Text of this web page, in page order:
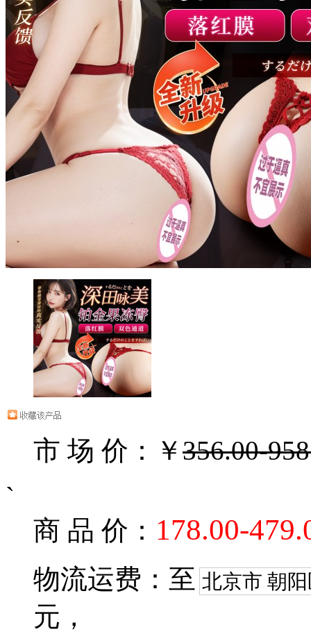
市 场 价：￥356.00-
`
商 品 价： 178.00-
物流运费：至 北京市 朝
元，